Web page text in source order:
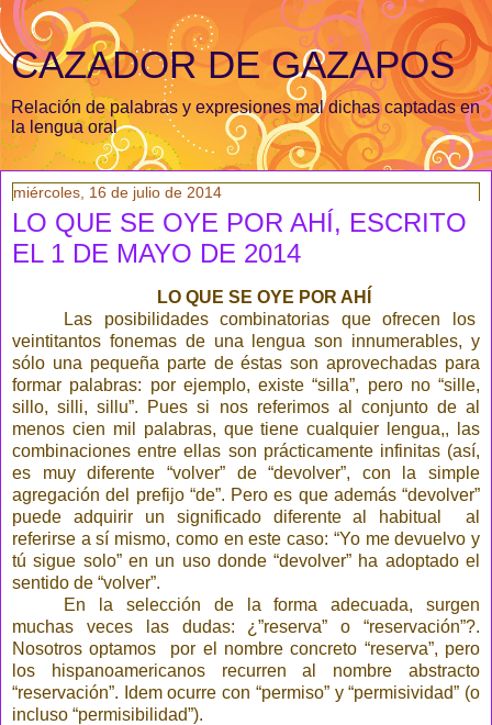
CAZADOR DE GAZAPOS
Relación de palabras y expresiones mal dichas captadas en
la lengua oral
miércoles, 16 de julio de 2014
LO QUE SE OYE POR AHÍ, ESCRITO
EL 1 DE MAYO DE 2014
LO QUE SE OYE POR AHÍ
Las posibilidades combinatorias que ofrecen los
veintitantos fonemas de una lengua son innumerables, y
sólo una pequeña parte de éstas son aprovechadas para
formar palabras: por ejemplo, existe “silla”, pero no “sille,
sillo, silli, sillu”. Pues si nos referimos al conjunto de al
menos cien mil palabras, que tiene cualquier lengua,, las
combinaciones entre ellas son prácticamente infinitas (así,
es muy diferente “volver” de “devolver”, con la simple
agregación del prefijo “de”. Pero es que además “devolver”
puede adquirir un significado diferente al habitual al
referirse a sí mismo, como en este caso: “Yo me devuelvo y
tú sigue solo” en un uso donde “devolver” ha adoptado el
sentido de “volver”.
En la selección de la forma adecuada, surgen
muchas veces las dudas: ¿”reserva” o “reservación”?.
Nosotros optamos por el nombre concreto “reserva”, pero
los hispanoamericanos recurren al nombre abstracto
“reservación”. Idem ocurre con “permiso” y “permisividad” (o
incluso “permisibilidad”).